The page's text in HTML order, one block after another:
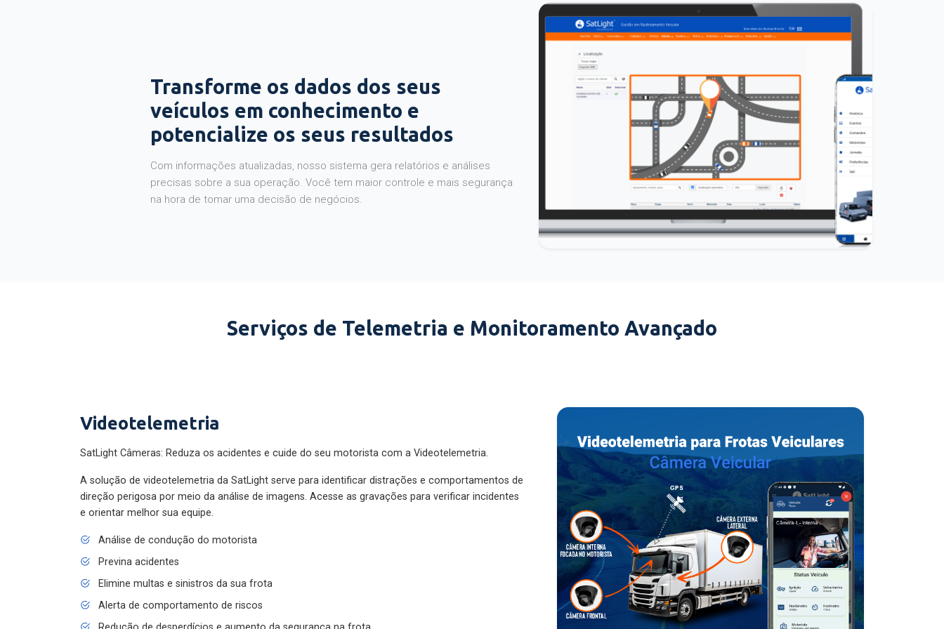
Transforme os dados dos seus
veículos em conhecimento e
potencialize os seus resultados
Com informações atualizadas, nosso sistema gera relatórios e análises
precisas sobre a sua operação. Você tem maior controle e mais segurança
na hora de tomar uma decisão de negócios.
Serviços de Telemetria e Monitoramento Avançado
Videotelemetria
SatLight Câmeras: Reduza os acidentes e cuide do seu motorista com a Videotelemetria.
A solução de videotelemetria da SatLight serve para identificar distrações e comportamentos de
direção perigosa por meio da análise de imagens. Acesse as gravações para verificar incidentes
e orientar melhor sua equipe.
Análise de condução do motorista
Previna acidentes
Elimine multas e sinistros da sua frota
Alerta de comportamento de riscos
Redução de desperdícios e aumento da segurança na frota